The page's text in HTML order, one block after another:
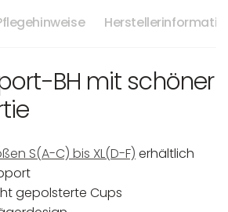
BH mit schöner
S(A-C) bis XL(D-F) erhältlich
gepolsterte Cups